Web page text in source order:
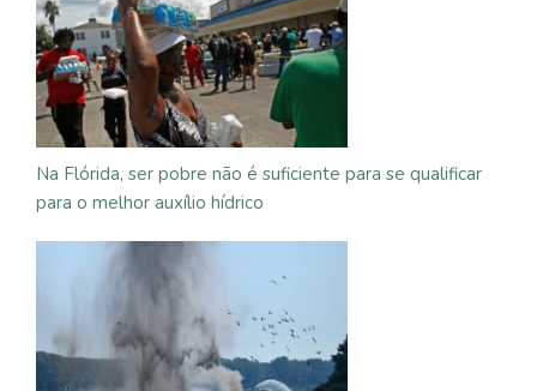
Na Flórida, ser pobre não é suficiente para se qualificar
para o melhor auxílio hídrico